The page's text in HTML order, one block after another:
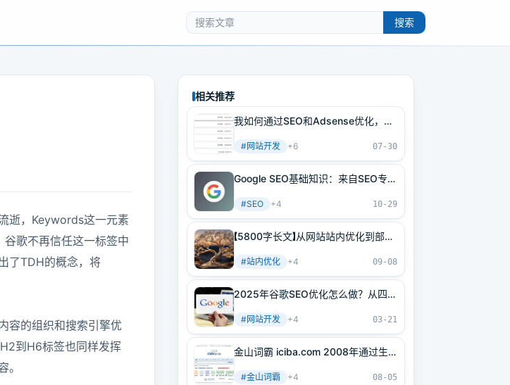
搜索
逝，Keywords这一元素
歌不再信任这一标签中
了TDH的概念，将
容的组织和搜索引擎优
到H6标签也同样发挥
相关推荐
我如何通过SEO和Adsense优化，把
提升到每月两千多美元，经验全分享
#网站开发 +6 07-30
Google SEO基础知识：来自SEO专家
#SEO +4 10-29
【5800字长文】从网站站内优化到部署
白#站内优化 +4 09-08
2025年谷歌SEO优化怎么做？从四面
#网站开发 +4 03-21
金山词霸 iciba.com 2008年通过生
100万
#金山词霸 +4 08-05